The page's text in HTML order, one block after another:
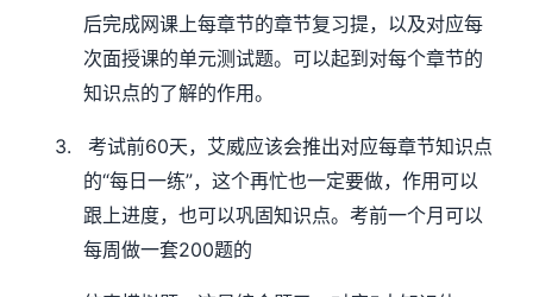
后完成网课上每章节的章节复习提，以及对应每
次面授课的单元测试题。可以起到对每个章节的
知识点的了解的作用。
3. 考试前60天，艾威应该会推出对应每章节知识点
的“每日一练”，这个再忙也一定要做，作用可以
跟上进度，也可以巩固知识点。考前一个月可以
每周做一套200题的